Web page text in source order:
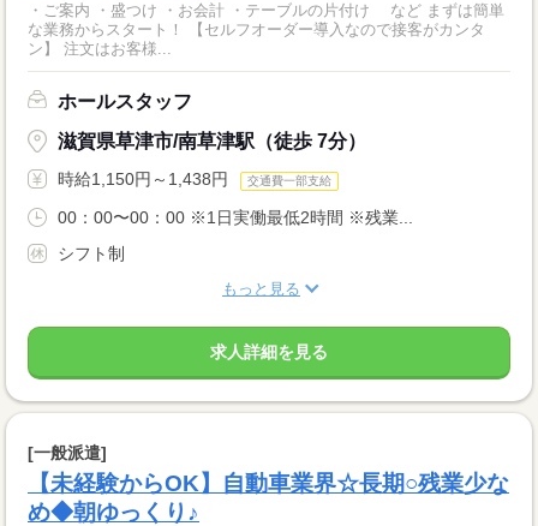
・ご案内 ・盛つけ ・お会計 ・テーブルの片付け など まずは簡単
な業務からスタート！ 【セルフオーダー導入なので接客がカンタ
ン】 注文はお客様...
ホールスタッフ
滋賀県草津市/南草津駅（徒歩 7分）
時給1,150円～1,438円 交通費一部支給
00：00〜00：00 ※1日実働最低2時間 ※残業...
シフト制
もっと見る
求人詳細を見る
[一般派遣]
【未経験からOK】自動車業界☆長期○残業少な
め◆朝ゆっくり♪